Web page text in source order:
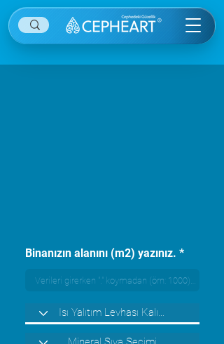
Binanızın alanını (m2) yazınız.